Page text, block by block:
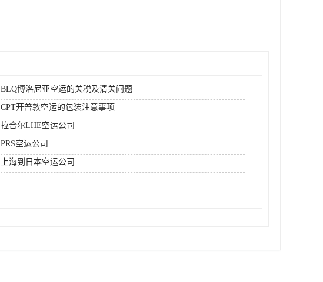
BLQ博洛尼亚空运的关税及清关问题
CPT开普敦空运的包装注意事项
拉合尔LHE空运公司
PRS空运公司
上海到日本空运公司